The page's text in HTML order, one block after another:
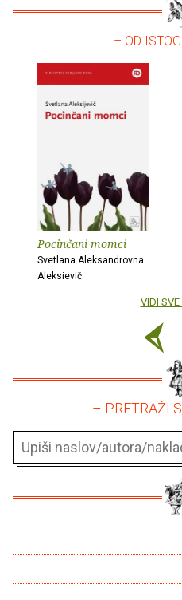
– OD
Pocinčani momci
Svetlana Aleksandrovna
Aleksievič
VIDI
– PRETRAŽI